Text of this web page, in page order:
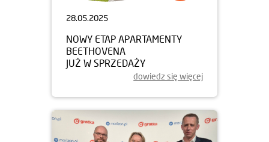
28.05.2025
NOWY ETAP APARTAMENTY
BEETHOVENA
JUŻ W SPRZEDAŻY
dowiedz się więcej